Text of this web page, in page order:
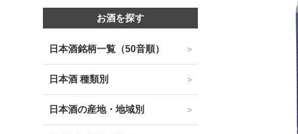
お酒を探す
日本酒銘柄一覧（50音順）
日本酒 種類別
日本酒の産地・地域別